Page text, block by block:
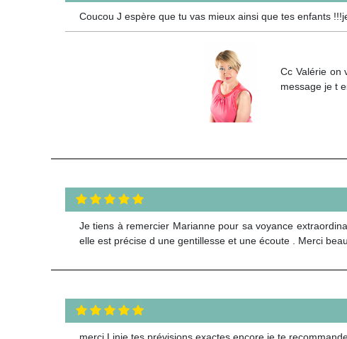
Coucou J espère que tu vas mieux ainsi que tes enfants
Cc Valérie on
message je t
Je tiens à remercier Marianne pour sa voyance
elle est précise d une gentillesse et une écoute . Merci